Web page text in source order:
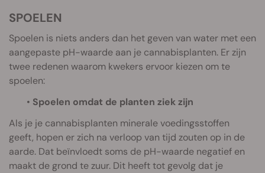
SPOELEN
Spoelen is niets anders dan het geven van water met een
aangepaste pH-waarde aan je cannabisplanten. Er zijn
twee redenen waarom kwekers ervoor kiezen om te
spoelen:
• Spoelen omdat de planten ziek zijn
Als je je cannabisplanten minerale voedingsstoffen
geeft, hopen er zich na verloop van tijd zouten op in de
aarde. Dat beïnvloedt soms de pH-waarde negatief en
maakt de grond te zuur. Dit heeft tot gevolg dat je